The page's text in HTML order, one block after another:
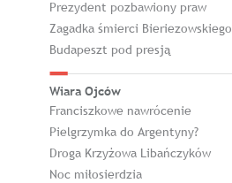
Prezydent pozbawiony praw
Zagadka śmierci Bieriezowskiego
Budapeszt pod presją
Wiara Ojców
Franciszkowe nawrócenie
Pielgrzymka do Argentyny?
Droga Krzyżowa Libańczyków
Noc miłosierdzia